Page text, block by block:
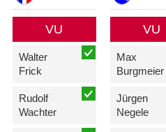
VU
Walter
Frick
Rudolf
Wachter
VU
Max
Burgmeier
Jürgen
Negele